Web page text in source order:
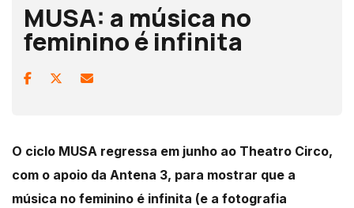
MUSA: a música no
feminino é infinita
O ciclo MUSA regressa em junho ao Theatro Circo,
com o apoio da Antena 3, para mostrar que a
música no feminino é infinita (e a fotografia